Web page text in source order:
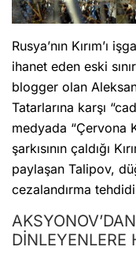
Rusya’nın Kırım’ı
ihanet eden eski
blogger olan
Tatarlarına karşı
medyada “Çervona
şarkısının çaldığı
paylaşan Talipov,
cezalandırma
DİNLEYENLERE